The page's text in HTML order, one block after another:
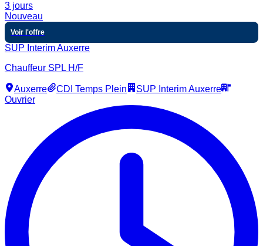
3 jours
Nouveau
Voir l'offre
SUP Interim Auxerre
Chauffeur SPL H/F
Auxerre CDI Temps Plein
SUP Interim Auxerre
Ouvrier